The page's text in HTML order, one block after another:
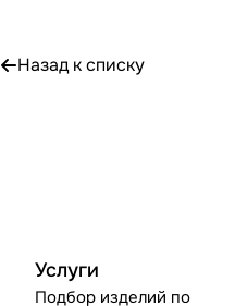
Назад к списку
Услуги
Подбор изделий по